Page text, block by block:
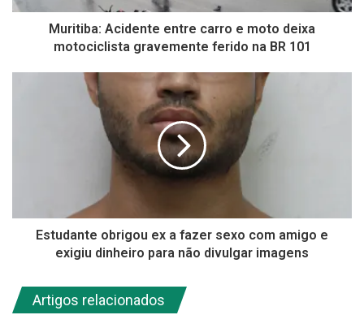
Muritiba: Acidente entre carro e moto deixa
motociclista gravemente ferido na BR 101
Estudante obrigou ex a fazer sexo com amigo e
exigiu dinheiro para não divulgar imagens
Artigos relacionados